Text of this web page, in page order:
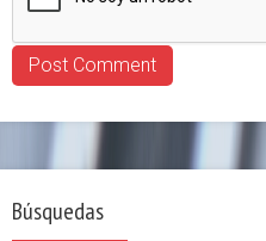
Búsquedas